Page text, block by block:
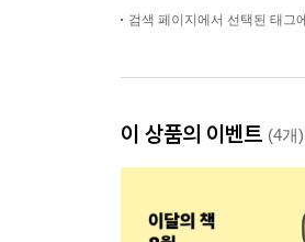
검색 페이지에서 선택된 태그
이 상품의 이벤트 (4개)